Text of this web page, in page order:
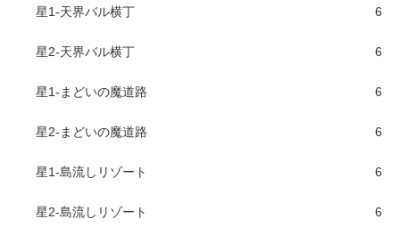
星1-天界バル横丁 6
星2-天界バル横丁 6
星1-まどいの魔道路 6
星2-まどいの魔道路 6
星1-島流しリゾート 6
星2-島流しリゾート 6